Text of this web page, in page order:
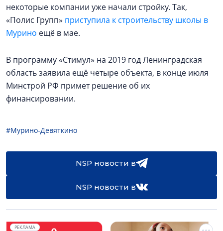
некоторые компании уже начали стройку. Так,
«Полис Групп» приступила к строительству школы в
Мурино ещё в мае.
В программу «Стимул» на 2019 год Ленинградская
область заявила ещё четыре объекта, в конце июля
Минстрой РФ примет решение об их
финансировании.
#Мурино-Девяткино
NSP новости в
NSP новости в
РЕКЛАМА